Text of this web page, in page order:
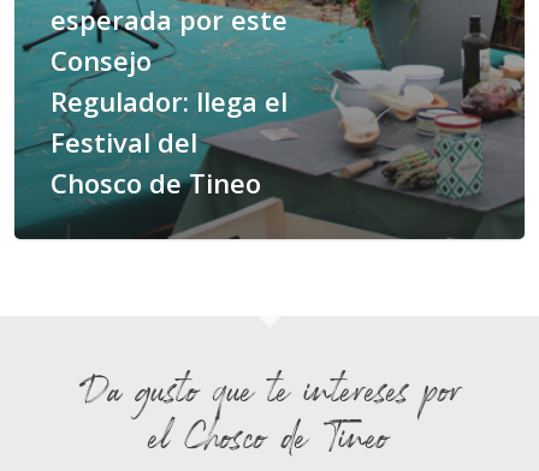
esperada por este
Consejo
Regulador: llega el
Festival del
Chosco de Tineo
Da gusto que te intereses por
el Chosco de Tineo